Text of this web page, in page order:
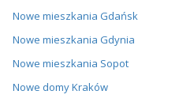
Nowe mieszkania Gdańsk
Nowe mieszkania Gdynia
Nowe mieszkania Sopot
Nowe domy Kraków